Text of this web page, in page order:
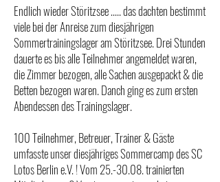
Endlich wieder Störitzsee ..... das dachten bestimmt
viele bei der Anreise zum diesjährigen
Sommertrainingslager am Störitzsee. Drei Stunden
dauerte es bis alle Teilnehmer angemeldet waren,
die Zimmer bezogen, alle Sachen ausgepackt & die
Betten bezogen waren. Danch ging es zum ersten
Abendessen des Trainingslager.
100 Teilnehmer, Betreuer, Trainer & Gäste
umfasste unser diesjähriges Sommercamp des SC
Lotos Berlin e.V. ! Vom 25.-30.08. trainierten